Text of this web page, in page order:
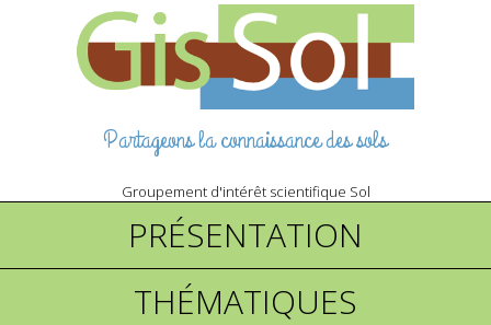
Partageons la connaissance des sols
Groupement d'intérêt scientifique Sol
PRÉSENTATION
THÉMATIQUES